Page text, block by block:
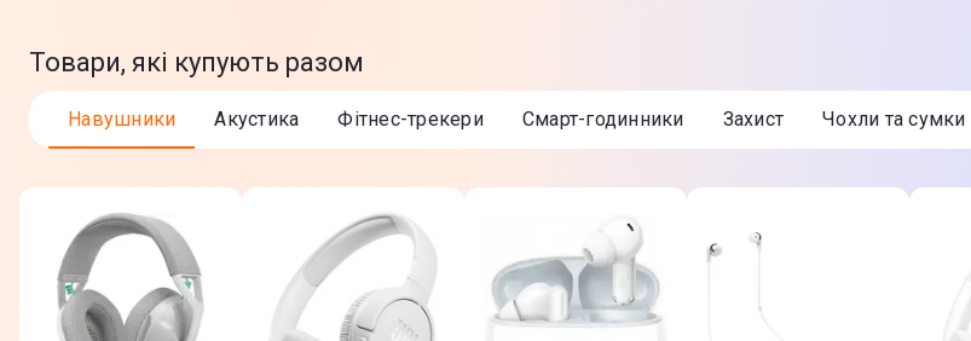
Фізичні характеристики
Колір Помаранчевий/
Юридична інформація
Товар може
можуть
Товари, які купують разом
Навушники Акустика Фітнес-трекери Смарт-годинники Захист Чохли та сумки